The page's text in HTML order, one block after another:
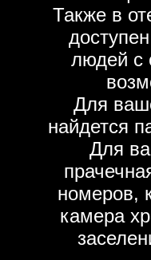
Также в
людей с
Для
найдется
Для
номеров,
камера